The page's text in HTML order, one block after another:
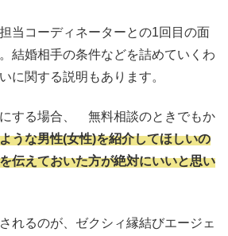
当コーディネーターとの1回目の面
結婚相手の条件などを詰めていくわ
に関する説明もあります。
する場合、 無料相談のときでもか
うな男性(女性)を紹介してほしいの
伝えておいた方が絶対にいいと思い
れるのが、ゼクシィ縁結びエージェ